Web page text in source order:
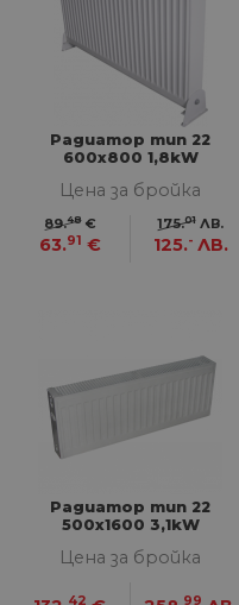
Радиатор тип 22
600х800 1,8kW
Цена за бройка
89.48 €
63.91 €
175.01 ЛВ.
125.- ЛВ.
Радиатор тип 22
500x1600 3,1kW
Цена за бройка
42 99